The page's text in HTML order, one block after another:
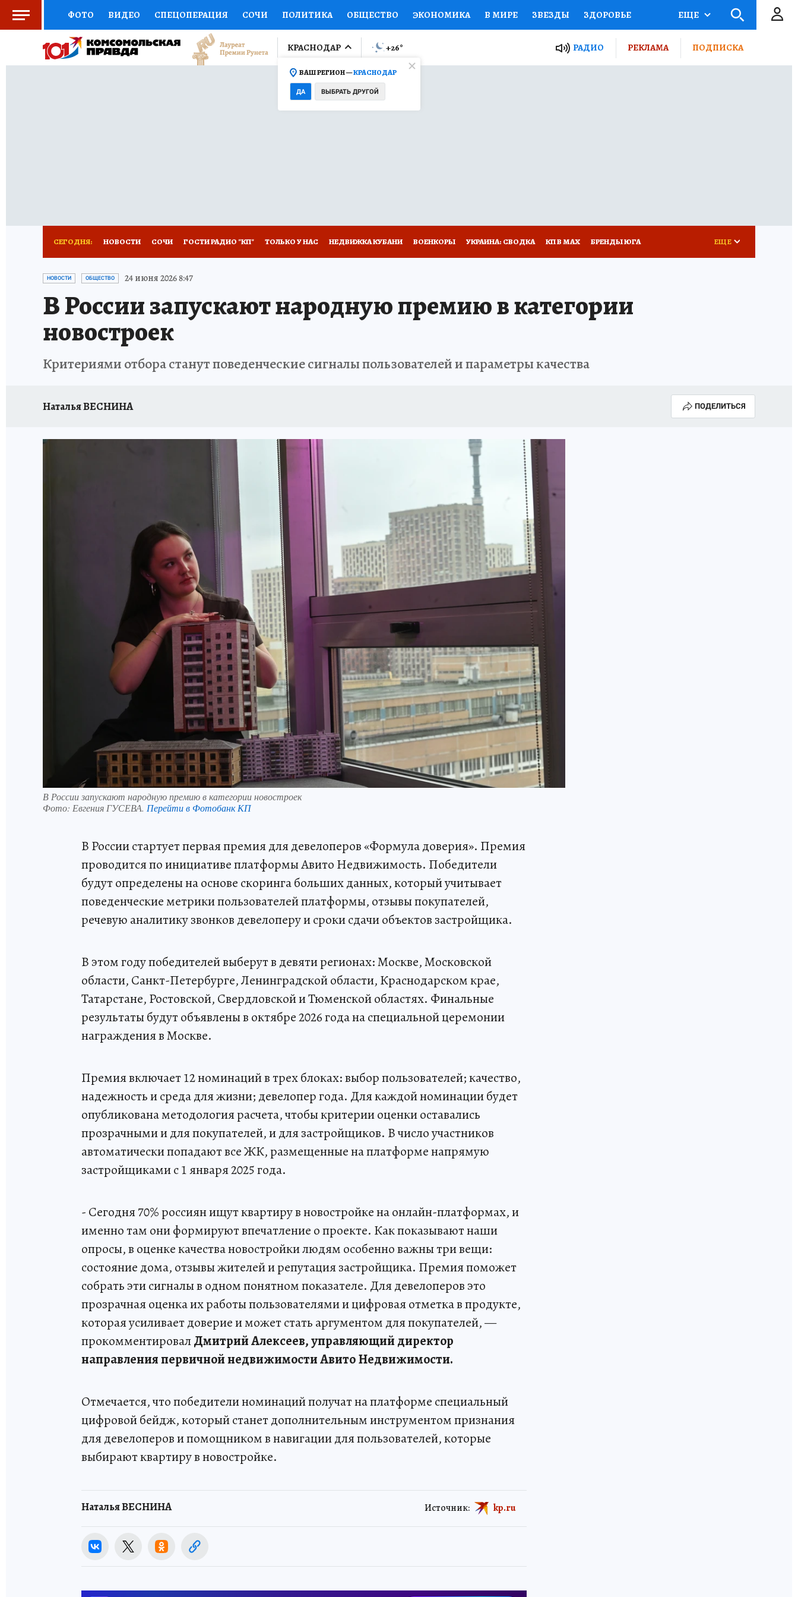
ФОТО ВИДЕО СПЕЦОПЕРАЦИЯ СОЧИ ПОЛИТИКА ОБЩЕСТВО ЭКОНОМИКА В МИРЕ ЗВЕЗДЫ ЗДОРОВЬЕ
СОЦПОДДЕРЖКА НАУКА СПОРТ КОЛУМНИСТЫ ПРОИСШЕСТВИЯ НАЦИОНАЛЬНЫЕ ПРОЕКТЫ РОССИИ
ОТКРЫВАЕМ МИР Я ЗНАЮ
ПРОМОКОДЫ СЕРИАЛЫ
ЕЩЕ
КРАСНОДАР
ВАШ РЕГИОН —КРАСНОДАР
ДА ВЫБРАТЬ ДРУГОЙ
+26° РАДИО РЕКЛАМА ПОДПИСКА
СЕГОДНЯ: НОВОСТИ СОЧИ ГОСТИ РАДИО "КП" ТОЛЬКО У НАС НЕДВИЖКА КУБАНИ ВОЕНКОРЫ УКРАИНА: СВОДКА КП В МАХ БРЕНДЫ ЮГА
ОТДЫХ В РОССИИ ЗДОРОВЬЕ КУБАНИ
ЕЩЕ
НОВОСТИ ОБЩЕСТВО 24 июня 2026 8:47
В России запускают народную премию в категории
новостроек
Критериями отбора станут поведенческие сигналы пользователей и параметры качества
Наталья ВЕСНИНА ПОДЕЛИТЬСЯ
В России запускают народную премию в категории новостроек
Фото: Евгения ГУСЕВА. Перейти в Фотобанк КП
В России стартует первая премия для девелоперов «Формула доверия». Премия
проводится по инициативе платформы Авито Недвижимость. Победители
будут определены на основе скоринга больших данных, который учитывает
поведенческие метрики пользователей платформы, отзывы покупателей,
речевую аналитику звонков девелоперу и сроки сдачи объектов застройщика.
В этом году победителей выберут в девяти регионах: Москве, Московской
области, Санкт-Петербурге, Ленинградской области, Краснодарском крае,
Татарстане, Ростовской, Свердловской и Тюменской областях. Финальные
результаты будут объявлены в октябре 2026 года на специальной церемонии
награждения в Москве.
Премия включает 12 номинаций в трех блоках: выбор пользователей; качество,
надежность и среда для жизни; девелопер года. Для каждой номинации будет
опубликована методология расчета, чтобы критерии оценки оставались
прозрачными и для покупателей, и для застройщиков. В число участников
автоматически попадают все ЖК, размещенные на платформе напрямую
застройщиками с 1 января 2025 года.
- Сегодня 70% россиян ищут квартиру в новостройке на онлайн-платформах, и
именно там они формируют впечатление о проекте. Как показывают наши
опросы, в оценке качества новостройки людям особенно важны три вещи:
состояние дома, отзывы жителей и репутация застройщика. Премия поможет
собрать эти сигналы в одном понятном показателе. Для девелоперов это
прозрачная оценка их работы пользователями и цифровая отметка в продукте,
которая усиливает доверие и может стать аргументом для покупателей, —
прокомментировалДмитрий Алексеев, управляющий директор
направления первичной недвижимости Авито Недвижимости.
Отмечается, что победители номинаций получат на платформе специальный
цифровой бейдж, который станет дополнительным инструментом признания
для девелоперов и помощником в навигации для пользователей, которые
выбирают квартиру в новостройке.
Наталья ВЕСНИНА Источник: kp.ru